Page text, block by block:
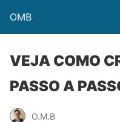
OMB
VEJA COMO
PASSO A
O.M.B